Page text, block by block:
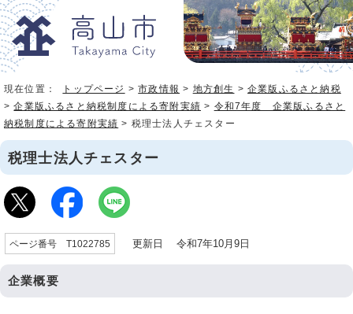
現在位置： トップページ >市政情報 > 地方創生 >企業版ふるさと納税
>企業版ふるさと納税制度による寄附実績 > 令和7年度 企業版ふるさと
納税制度による寄附実績 > 税理士法人チェスター
税理士法人チェスター
ページ番号 T1022785 更新日 令和7年10月9日
企業概要